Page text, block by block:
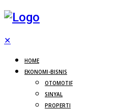
✕
HOME
EKONOMI-BISNIS
OTOMOTIF
SINYAL
PROPERTI